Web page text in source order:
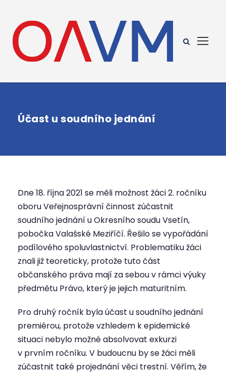
Účast u soudního jednání
Dne 18. října 2021 se měli možnost žáci 2. ročníku
oboru Veřejnosprávní činnost zúčastnit
soudního jednání u Okresního soudu Vsetín,
pobočka Valašské Meziříčí. Řešilo se vypořádání
podílového spoluvlastnictví. Problematiku žáci
znali již teoreticky, protože tuto část
občanského práva mají za sebou v rámci výuky
předmětu Právo, který je jejich maturitním.
Pro druhý ročník byla účast u soudního jednání
premiérou, protože vzhledem k epidemické
situaci nebylo možné absolvovat exkurzi
v prvním ročníku. V budoucnu by se žáci měli
zúčastnit také projednání věci trestní. Věřím, že